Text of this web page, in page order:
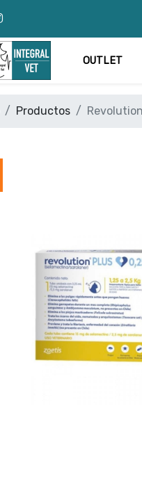
OUTLET
Productos